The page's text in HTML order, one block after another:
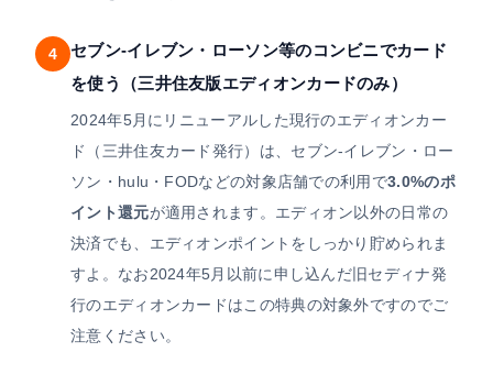
4
セブン-イレブン・ローソン等のコンビニでカード
を使う（三井住友版エディオンカードのみ）
2024年5月にリニューアルした現行のエディオンカー
ド（三井住友カード発行）は、セブン-イレブン・ロー
ソン・hulu・FODなどの対象店舗での利用で3.0%のポ
イント還元が適用されます。エディオン以外の日常の
決済でも、エディオンポイントをしっかり貯められま
すよ。なお2024年5月以前に申し込んだ旧セディナ発
行のエディオンカードはこの特典の対象外ですのでご
注意ください。